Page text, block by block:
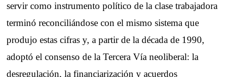
servir como instrumento político de la clase trabajadora
terminó reconciliándose con el mismo sistema que
produjo estas cifras y, a partir de la década de 1990,
adoptó el consenso de la Tercera Vía neoliberal: la
desregulación, la financiarización y acuerdos